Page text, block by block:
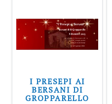
I PRESEPI AI
BERSANI DI
GROPPARELLO